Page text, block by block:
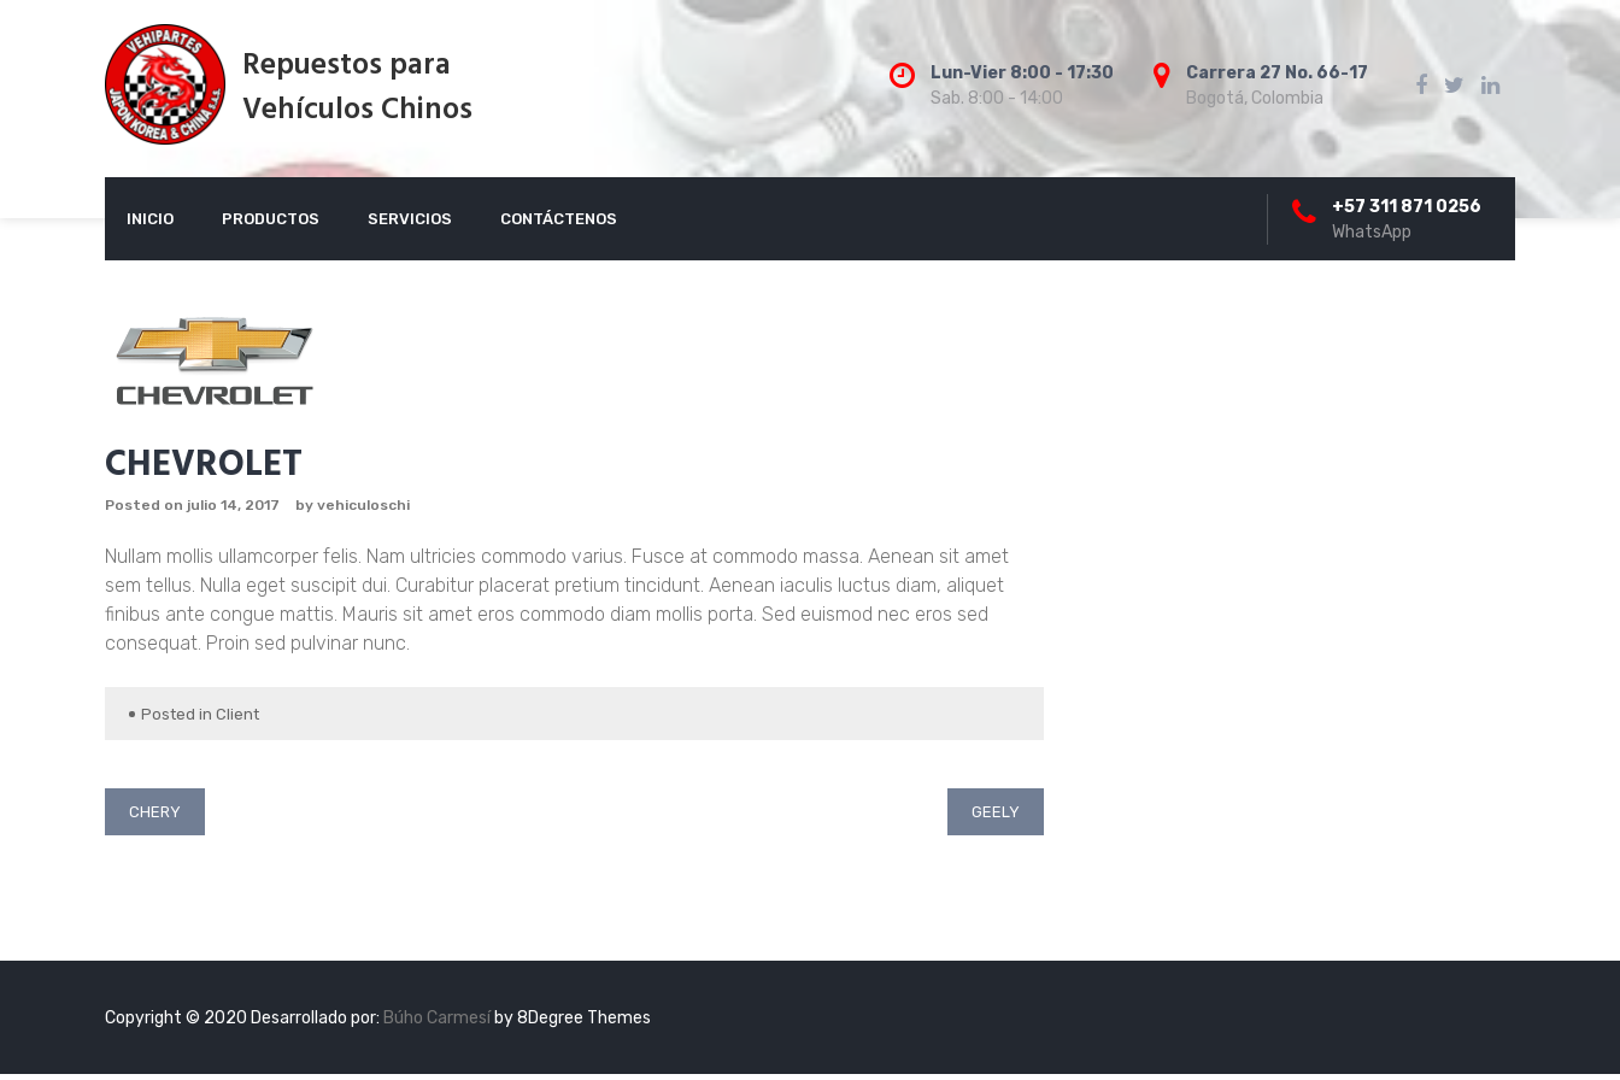
Repuestos para
Vehículos Chinos
Lun-Vier 8:00 - 17:30
Sab. 8:00 - 14:00
Carrera 27 No. 66-17
Bogotá, Colombia
INICIO PRODUCTOS SERVICIOS CONTÁCTENOS
+57 311 871 0256
WhatsApp
CHEVROLET
Posted on julio 14, 2017 by vehiculoschi
Nullam mollis ullamcorper felis. Nam ultricies commodo varius. Fusce at commodo massa. Aenean sit amet
sem tellus. Nulla eget suscipit dui. Curabitur placerat pretium tincidunt. Aenean iaculis luctus diam, aliquet
finibus ante congue mattis. Mauris sit amet eros commodo diam mollis porta. Sed euismod nec eros sed
consequat. Proin sed pulvinar nunc.
Posted in Client
Navegación
CHERY GEELY
Copyright © 2020 Desarrollado por: Búho Carmesí by 8Degree Themes